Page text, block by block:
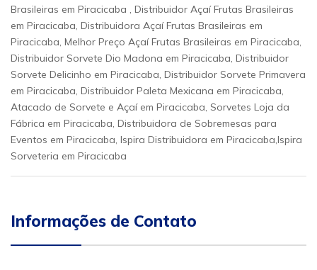
Brasileiras em Piracicaba , Distribuidor Açaí Frutas Brasileiras
em Piracicaba, Distribuidora Açaí Frutas Brasileiras em
Piracicaba, Melhor Preço Açaí Frutas Brasileiras em Piracicaba,
Distribuidor Sorvete Dio Madona em Piracicaba, Distribuidor
Sorvete Delicinho em Piracicaba, Distribuidor Sorvete Primavera
em Piracicaba, Distribuidor Paleta Mexicana em Piracicaba,
Atacado de Sorvete e Açaí em Piracicaba, Sorvetes Loja da
Fábrica em Piracicaba, Distribuidora de Sobremesas para
Eventos em Piracicaba, Ispira Distribuidora em Piracicaba,Ispira
Sorveteria em Piracicaba
Informações de Contato